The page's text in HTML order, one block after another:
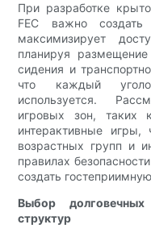
При разработке
FEC важно создать
максимизирует
планируя
сидения и
что каждый
используется.
игровых зон, таких
интерактивные игры,
возрастных групп и
правилах
создать
Выбор
структур